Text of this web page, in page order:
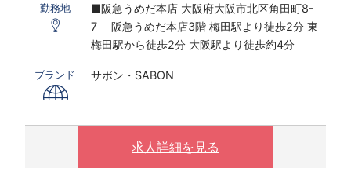
※研修期間あり
※時給は経験・スキルにより決定いたします
※配属先は適正やスキル考慮の上決定いたしま
す。
※ 実働8時間以上は1.25倍
※ 夜10時以降は1.25倍
勤務地
■阪急うめだ本店 大阪府大阪市北区角田町8-
7 阪急うめだ本店3階 梅田駅より徒歩2分 東
梅田駅から徒歩2分 大阪駅より徒歩約4分
ブランド サボン・SABON
求人詳細を見る